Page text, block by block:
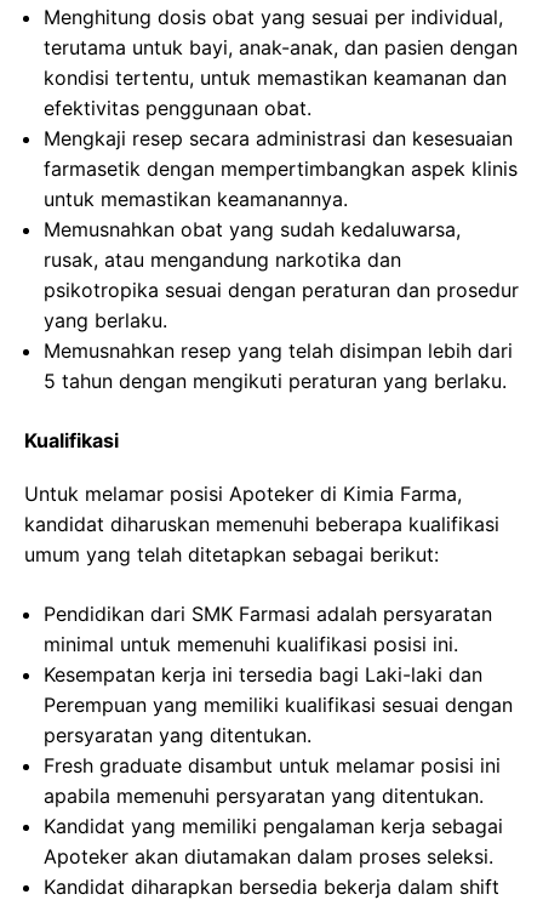
Menghitung dosis obat yang sesuai per individual,
terutama untuk bayi, anak-anak, dan pasien dengan
kondisi tertentu, untuk memastikan keamanan dan
efektivitas penggunaan obat.
Mengkaji resep secara administrasi dan kesesuaian
farmasetik dengan mempertimbangkan aspek klinis
untuk memastikan keamanannya.
Memusnahkan obat yang sudah kedaluwarsa,
rusak, atau mengandung narkotika dan
psikotropika sesuai dengan peraturan dan prosedur
yang berlaku.
Memusnahkan resep yang telah disimpan lebih dari
5 tahun dengan mengikuti peraturan yang berlaku.
Kualifikasi
Untuk melamar posisi Apoteker di Kimia Farma,
kandidat diharuskan memenuhi beberapa kualifikasi
umum yang telah ditetapkan sebagai berikut:
Pendidikan dari SMK Farmasi adalah persyaratan
minimal untuk memenuhi kualifikasi posisi ini.
Kesempatan kerja ini tersedia bagi Laki-laki dan
Perempuan yang memiliki kualifikasi sesuai dengan
persyaratan yang ditentukan.
Fresh graduate disambut untuk melamar posisi ini
apabila memenuhi persyaratan yang ditentukan.
Kandidat yang memiliki pengalaman kerja sebagai
Apoteker akan diutamakan dalam proses seleksi.
Kandidat diharapkan bersedia bekerja dalam shift